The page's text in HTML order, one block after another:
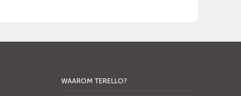
WAAROM TERELLO?